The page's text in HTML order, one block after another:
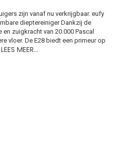
zijn vanaf nu verkrijgbaar. eufy
dieptereiniger Dankzij de
zuigkracht van 20.000 Pascal
vloer. De E28 biedt een primeur op
LEES MEER…